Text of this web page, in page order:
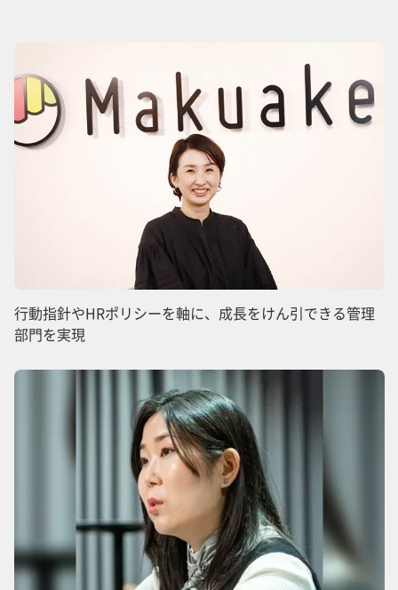
行動指針やHRポリシーを軸に、成長をけん引できる管理
部門を実現